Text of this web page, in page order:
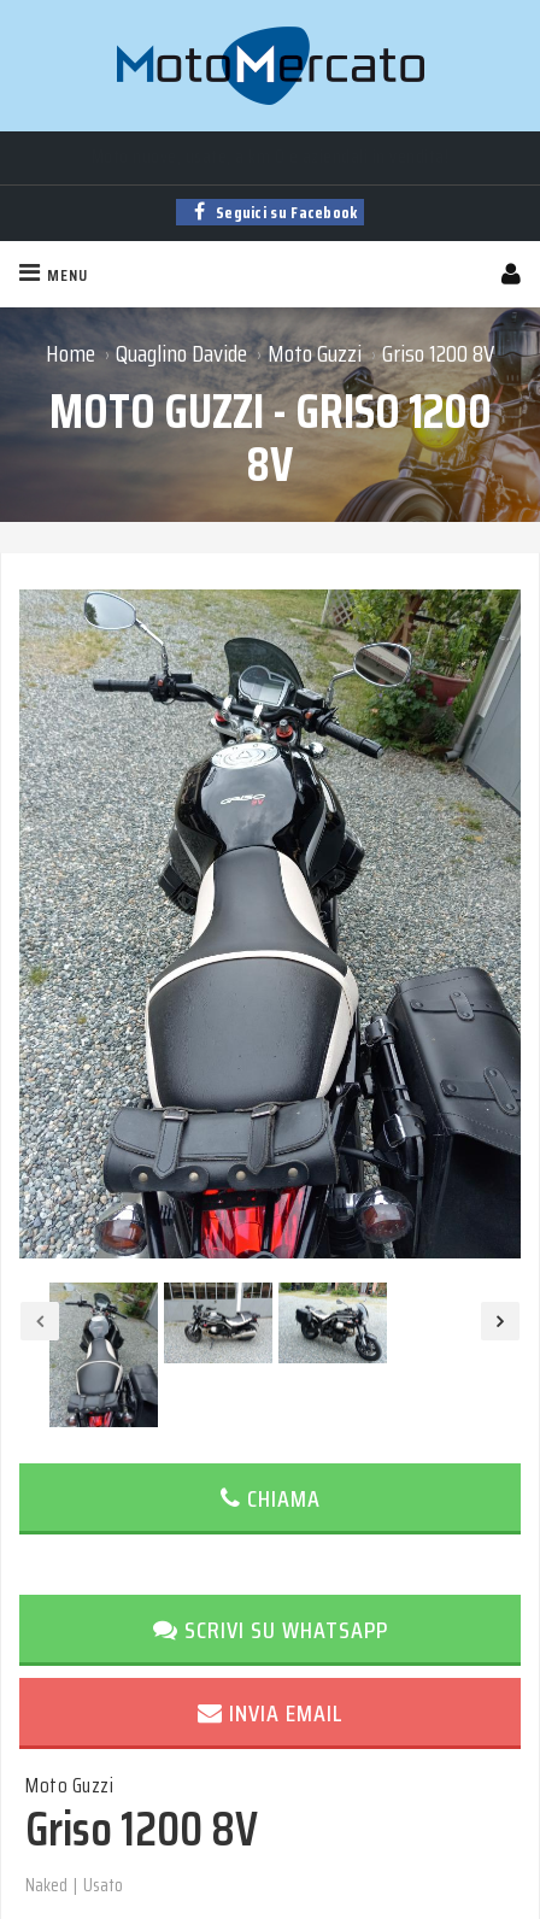
Trova la tua moto tramigliaiadi annunci sempre aggiornati!
Seguici su Facebook
MENU
Home › Quaglino Davide › Moto Guzzi › Griso 1200 8V
MOTO GUZZI - GRISO 1200
8V
CHIAMA
SCRIVI SU WHATSAPP
INVIA EMAIL
Moto Guzzi
Griso 1200 8V
Naked | Usato